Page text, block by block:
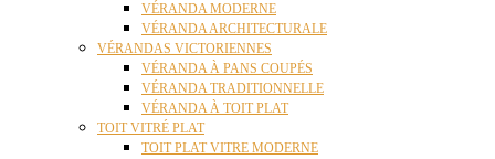
VÉRANDA MODERNE
VÉRANDA ARCHITECTURALE
VÉRANDAS VICTORIENNES
VÉRANDA À PANS COUPÉS
VÉRANDA TRADITIONNELLE
VÉRANDA À TOIT PLAT
TOIT VITRÉ PLAT
TOIT PLAT VITRE MODERNE